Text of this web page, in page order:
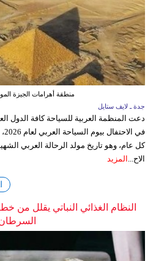
منطقة أهرامات الجيزة
جدة ـ لايف ستايل
دعت المنظمة العربية للسياحة كافة الدول
كل عام، وهو تاريخ مولد الرحالة العربي
الاح... المزيد
النظام الغذائي النباتي يقلل من